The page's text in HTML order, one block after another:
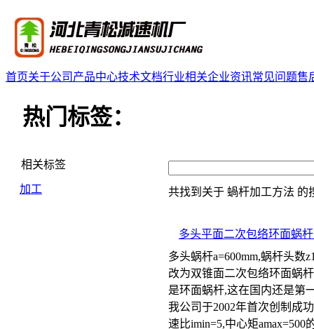
首页关于公司 产品中心技术文档行业相关企业资讯常见问题售
热门标签：
相关标签
加工 共找到关于 蝸杆加工方法 的
多头平面二次包络环面蜗
多头蜗杆a=600mm,蜗杆头数
改为双锥面二次包络环面蜗
是环面蜗杆,这在国内还是第
我公司于2002年首次创制成
速比imin=5,中心矩